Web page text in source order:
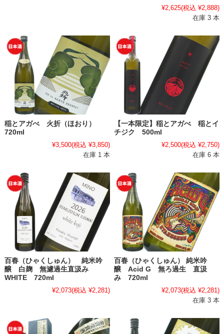
¥2,625(税込 ¥2,888)
在庫 3 本
稲とアガべ 火折（ほおり）
720ml
¥3,500(税込 ¥3,850)
在庫 1 本
【一本限定】稲とアガべ 稲とイ
チジク 500ml
¥2,500(税込 ¥2,750)
在庫 6 本
百春（ひゃくしゅん） 純米吟
醸 白麹 無濾過生直汲み
WHITE 720ml
¥2,073(税込 ¥2,281)
百春（ひゃくしゅん） 純米吟
醸 Acid G 無ろ過生 直汲
み 720ml
¥2,073(税込 ¥2,281)
在庫 3 本